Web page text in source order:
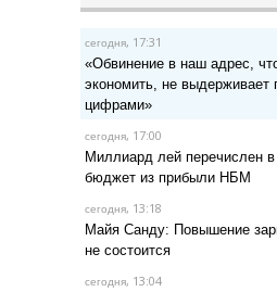
сегодня, 17:31
«Обвинение в наш адрес,
экономить, не выдерживает
цифрами»
сегодня, 17:00
Миллиард лей перечислен в
бюджет из прибыли НБМ
сегодня, 13:18
Майя Санду: Повышение
не состоится
сегодня, 13:04